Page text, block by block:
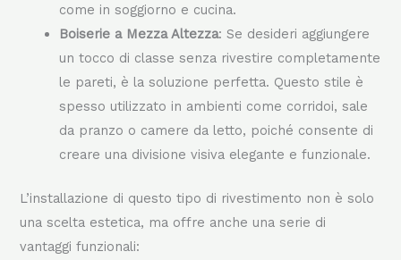
come in soggiorno e cucina.
Boiserie a Mezza Altezza: Se desideri aggiungere
un tocco di classe senza rivestire completamente
le pareti, è la soluzione perfetta. Questo stile è
spesso utilizzato in ambienti come corridoi, sale
da pranzo o camere da letto, poiché consente di
creare una divisione visiva elegante e funzionale.
L’installazione di questo tipo di rivestimento non è solo
una scelta estetica, ma offre anche una serie di
vantaggi funzionali: